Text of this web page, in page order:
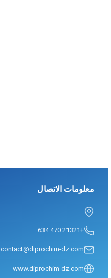
معلومات الاتصال
+21321 470 634
contact@diprochim-dz.com
www.diprochim-dz.com